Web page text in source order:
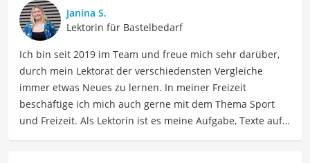
vermitteln zu können. Seine langjährige Erfahrung im
Content- und Testbereich sowie das große persönliche
Interesse an innovativen Produkten sorgen dafür, dass die
Ergebnisse praxisnah, verständlich und zuverlässig sind.
Der Sicherheitsaugen-Vergleich ist aus unserer Sicht
besonders empfehlenswert fürBastlerundKünstler
Janina S.
Lektorin für Bastelbedarf
Ich bin seit 2019 im Team und freue mich sehr darüber,
durch mein Lektorat der verschiedensten Vergleiche
immer etwas Neues zu lernen. In meiner Freizeit
beschäftige ich mich auch gerne mit dem Thema Sport
und Freizeit. Als Lektorin ist es meine Aufgabe, Texte auf